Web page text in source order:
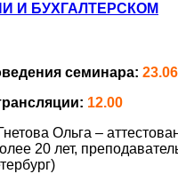
И БУХГАЛТЕРСКОМ
семинара:
12.00
Ольга –
20 лет,